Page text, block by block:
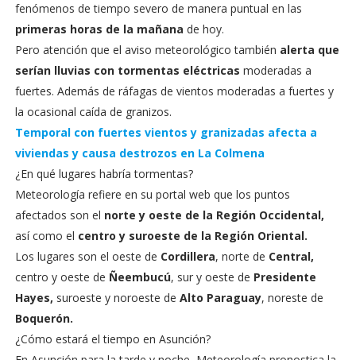
fenómenos de tiempo severo de manera puntual en las
primeras horas de la mañana de hoy.
Pero atención que el aviso meteorológico también alerta que
serían lluvias con tormentas eléctricas moderadas a
fuertes. Además de ráfagas de vientos moderadas a fuertes y
la ocasional caída de granizos.
Temporal con fuertes vientos y granizadas afecta a
viviendas y causa destrozos en La Colmena
¿En qué lugares habría tormentas?
Meteorología refiere en su portal web que los puntos
afectados son el norte y oeste de la Región Occidental,
así como el centro y suroeste de la Región Oriental.
Los lugares son el oeste de Cordillera, norte de Central,
centro y oeste de Ñeembucú, sur y oeste de Presidente
Hayes, suroeste y noroeste de Alto Paraguay, noreste de
Boquerón.
¿Cómo estará el tiempo en Asunción?